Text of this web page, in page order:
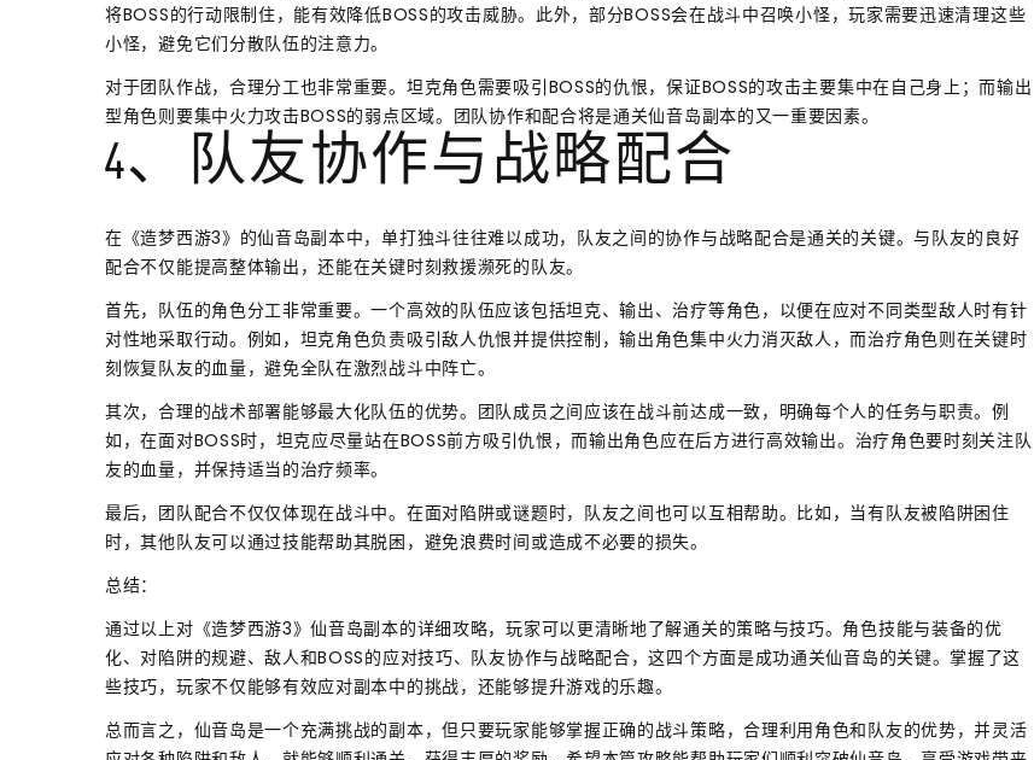
将BOSS的行动限制住，能有效降低BOSS的攻击威胁。此外，部分BOSS会在战斗中召唤小怪，玩家需要迅速清理这些
小怪，避免它们分散队伍的注意力。
对于团队作战，合理分工也非常重要。坦克角色需要吸引BOSS的仇恨，保证BOSS的攻击主要集中在自己身上；而输出
型角色则要集中火力攻击BOSS的弱点区域。团队协作和配合将是通关仙音岛副本的又一重要因素。
4、队友协作与战略配合
在《造梦西游3》的仙音岛副本中，单打独斗往往难以成功，队友之间的协作与战略配合是通关的关键。与队友的良好
配合不仅能提高整体输出，还能在关键时刻救援濒死的队友。
首先，队伍的角色分工非常重要。一个高效的队伍应该包括坦克、输出、治疗等角色，以便在应对不同类型敌人时有针
对性地采取行动。例如，坦克角色负责吸引敌人仇恨并提供控制，输出角色集中火力消灭敌人，而治疗角色则在关键时
刻恢复队友的血量，避免全队在激烈战斗中阵亡。
其次，合理的战术部署能够最大化队伍的优势。团队成员之间应该在战斗前达成一致，明确每个人的任务与职责。例
如，在面对BOSS时，坦克应尽量站在BOSS前方吸引仇恨，而输出角色应在后方进行高效输出。治疗角色要时刻关注队
友的血量，并保持适当的治疗频率。
最后，团队配合不仅仅体现在战斗中。在面对陷阱或谜题时，队友之间也可以互相帮助。比如，当有队友被陷阱困住
时，其他队友可以通过技能帮助其脱困，避免浪费时间或造成不必要的损失。
总结：
通过以上对《造梦西游3》仙音岛副本的详细攻略，玩家可以更清晰地了解通关的策略与技巧。角色技能与装备的优
化、对陷阱的规避、敌人和BOSS的应对技巧、队友协作与战略配合，这四个方面是成功通关仙音岛的关键。掌握了这
些技巧，玩家不仅能够有效应对副本中的挑战，还能够提升游戏的乐趣。
总而言之，仙音岛是一个充满挑战的副本，但只要玩家能够掌握正确的战斗策略，合理利用角色和队友的优势，并灵活